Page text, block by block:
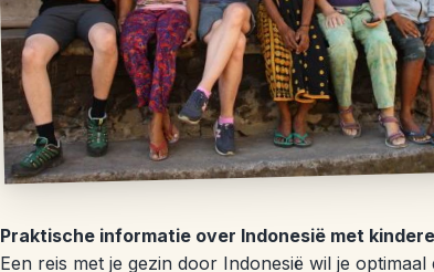
Praktische informatie over Indonesië met
Een reis met je gezin door Indonesië wil je